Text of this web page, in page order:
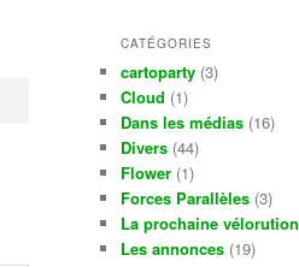
CATÉGORIES
cartoparty (3)
Cloud (1)
Dans les médias (16)
Divers (44)
Flower (1)
Forces Parallèles (3)
La prochaine vélorution
Les annonces (19)